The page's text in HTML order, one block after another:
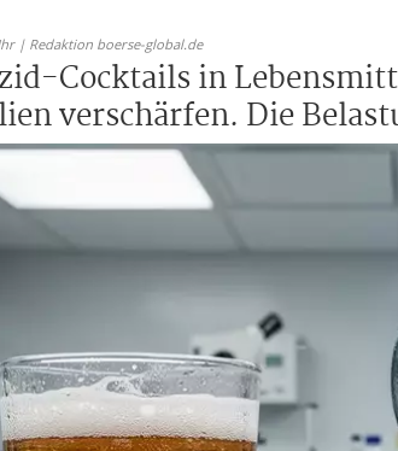
| Redaktion boerse-global.de
Cocktails in
verschärfen. Die